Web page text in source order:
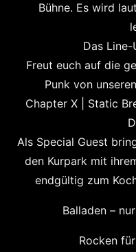
Bühne. Es wird
Das
​Freut euch auf die
Punk von
Chapter X | Static
​Als Special Guest
den Kurpark mit
endgültig zum
Balladen –
​Rocken